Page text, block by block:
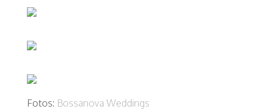
Fotos: Bossanova Weddings